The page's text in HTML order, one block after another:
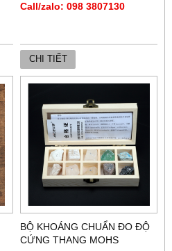
Call/zalo: 098 3807130
CHI TIẾT
BỘ KHOÁNG CHUẨN ĐO ĐỘ
CỨNG THANG MOHS